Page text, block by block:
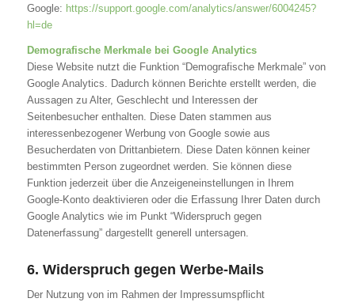
Google: https://support.google.com/analytics/answer/6004245?
hl=de
Demografische Merkmale bei Google Analytics
Diese Website nutzt die Funktion “Demografische Merkmale” von
Google Analytics. Dadurch können Berichte erstellt werden, die
Aussagen zu Alter, Geschlecht und Interessen der
Seitenbesucher enthalten. Diese Daten stammen aus
interessenbezogener Werbung von Google sowie aus
Besucherdaten von Drittanbietern. Diese Daten können keiner
bestimmten Person zugeordnet werden. Sie können diese
Funktion jederzeit über die Anzeigeneinstellungen in Ihrem
Google-Konto deaktivieren oder die Erfassung Ihrer Daten durch
Google Analytics wie im Punkt “Widerspruch gegen
Datenerfassung” dargestellt generell untersagen.
6. Widerspruch gegen Werbe-Mails
Der Nutzung von im Rahmen der Impressumspflicht